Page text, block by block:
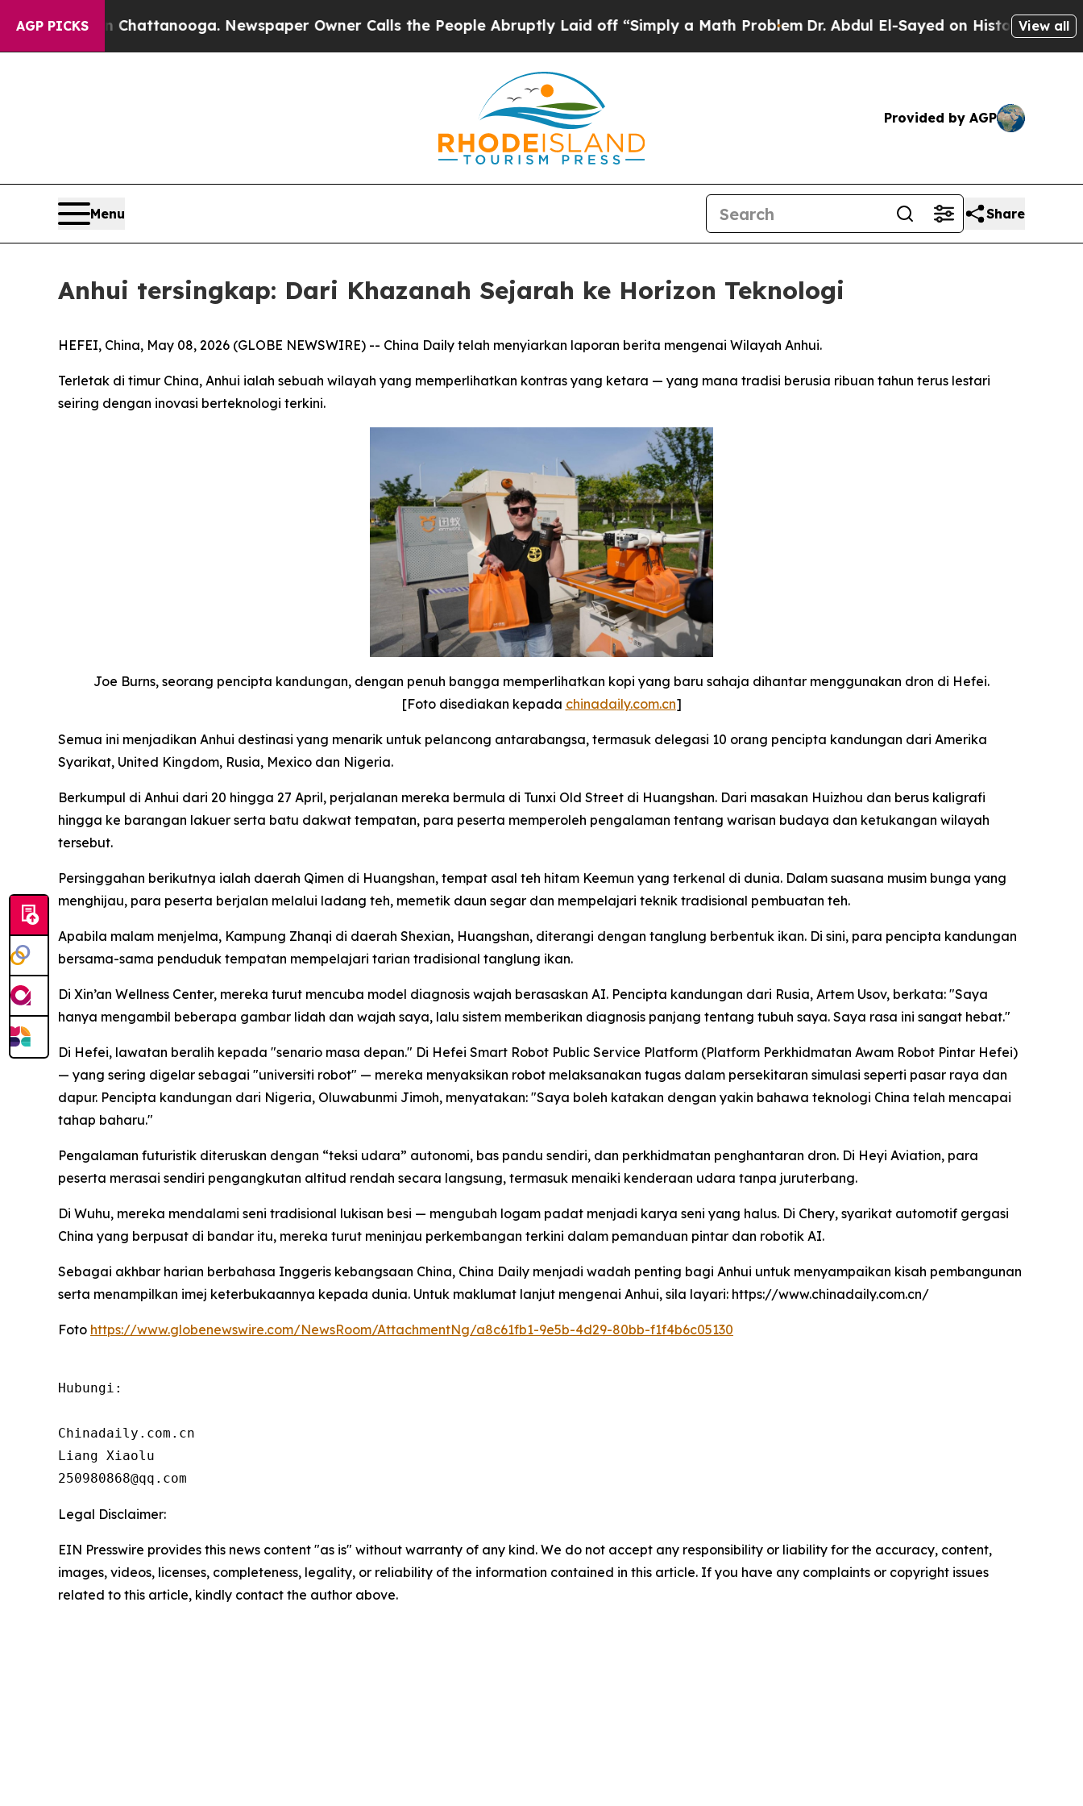
AGP PICKS
in Chattanooga. Newspaper Owner Calls the People Abruptly Laid off “Simply a Math ProblemDr. Abdul El-Sayed on Historic MichiganView all
Provided by AGP
Menu Share
Anhui tersingkap: Dari Khazanah Sejarah ke Horizon Teknologi
HEFEI, China, May 08, 2026 (GLOBE NEWSWIRE) -- China Daily telah menyiarkan laporan berita mengenai Wilayah Anhui.
Terletak di timur China, Anhui ialah sebuah wilayah yang memperlihatkan kontras yang ketara — yang mana tradisi berusia ribuan tahun terus lestari
seiring dengan inovasi berteknologi terkini.
Joe Burns, seorang pencipta kandungan, dengan penuh bangga memperlihatkan kopi yang baru sahaja dihantar menggunakan dron di Hefei.
[Foto disediakan kepada chinadaily.com.cn]
Semua ini menjadikan Anhui destinasi yang menarik untuk pelancong antarabangsa, termasuk delegasi 10 orang pencipta kandungan dari Amerika
Syarikat, United Kingdom, Rusia, Mexico dan Nigeria.
Berkumpul di Anhui dari 20 hingga 27 April, perjalanan mereka bermula di Tunxi Old Street di Huangshan. Dari masakan Huizhou dan berus kaligrafi
hingga ke barangan lakuer serta batu dakwat tempatan, para peserta memperoleh pengalaman tentang warisan budaya dan ketukangan wilayah
tersebut.
Persinggahan berikutnya ialah daerah Qimen di Huangshan, tempat asal teh hitam Keemun yang terkenal di dunia. Dalam suasana musim bunga yang
menghijau, para peserta berjalan melalui ladang teh, memetik daun segar dan mempelajari teknik tradisional pembuatan teh.
Apabila malam menjelma, Kampung Zhanqi di daerah Shexian, Huangshan, diterangi dengan tanglung berbentuk ikan. Di sini, para pencipta kandungan
bersama-sama penduduk tempatan mempelajari tarian tradisional tanglung ikan.
Di Xin’an Wellness Center, mereka turut mencuba model diagnosis wajah berasaskan AI. Pencipta kandungan dari Rusia, Artem Usov, berkata: "Saya
hanya mengambil beberapa gambar lidah dan wajah saya, lalu sistem memberikan diagnosis panjang tentang tubuh saya. Saya rasa ini sangat hebat."
Di Hefei, lawatan beralih kepada "senario masa depan." Di Hefei Smart Robot Public Service Platform (Platform Perkhidmatan Awam Robot Pintar Hefei)
— yang sering digelar sebagai "universiti robot" — mereka menyaksikan robot melaksanakan tugas dalam persekitaran simulasi seperti pasar raya dan
dapur. Pencipta kandungan dari Nigeria, Oluwabunmi Jimoh, menyatakan: "Saya boleh katakan dengan yakin bahawa teknologi China telah mencapai
tahap baharu."
Pengalaman futuristik diteruskan dengan “teksi udara” autonomi, bas pandu sendiri, dan perkhidmatan penghantaran dron. Di Heyi Aviation, para
peserta merasai sendiri pengangkutan altitud rendah secara langsung, termasuk menaiki kenderaan udara tanpa juruterbang.
Di Wuhu, mereka mendalami seni tradisional lukisan besi — mengubah logam padat menjadi karya seni yang halus. Di Chery, syarikat automotif gergasi
China yang berpusat di bandar itu, mereka turut meninjau perkembangan terkini dalam pemanduan pintar dan robotik AI.
Sebagai akhbar harian berbahasa Inggeris kebangsaan China, China Daily menjadi wadah penting bagi Anhui untuk menyampaikan kisah pembangunan
serta menampilkan imej keterbukaannya kepada dunia. Untuk maklumat lanjut mengenai Anhui, sila layari: https://www.chinadaily.com.cn/
Foto https://www.globenewswire.com/NewsRoom/AttachmentNg/a8c61fb1-9e5b-4d29-80bb-f1f4b6c05130
Hubungi:
Chinadaily.com.cn
Liang Xiaolu
250980868@qq.com
Legal Disclaimer:
EIN Presswire provides this news content "as is" without warranty of any kind. We do not accept any responsibility or liability for the accuracy, content,
images, videos, licenses, completeness, legality, or reliability of the information contained in this article. If you have any complaints or copyright issues
related to this article, kindly contact the author above.